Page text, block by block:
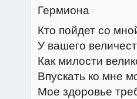
Гермиона
Кто пойдет со
У вашего
Как милости
Впускать ко мне
Мое здоровье